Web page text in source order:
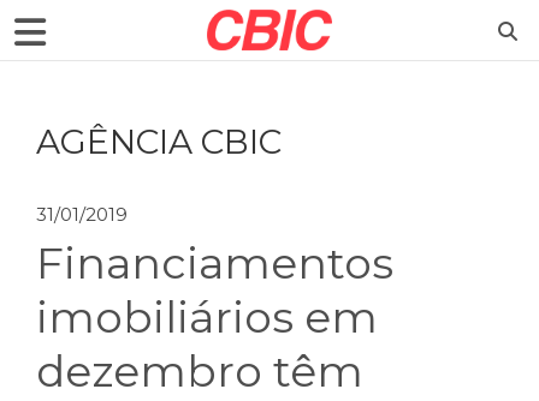
AGÊNCIA CBIC
31/01/2019
Financiamentos
imobiliários em
dezembro têm